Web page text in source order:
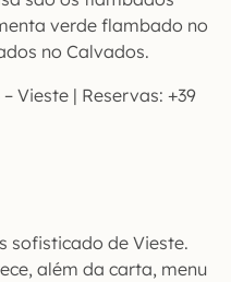
verde flambado no
no Calvados.
Vieste | Reservas: +39
sofisticado de Vieste.
além da carta, menu